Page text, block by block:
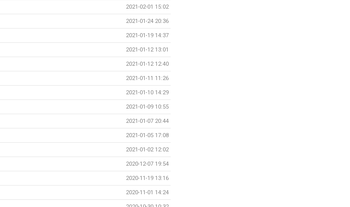
2021-02-01 15:02
2021-01-24 20:36
2021-01-19 14:37
2021-01-12 13:01
2021-01-12 12:40
2021-01-11 11:26
2021-01-10 14:29
2021-01-09 10:55
2021-01-07 20:44
2021-01-05 17:08
2021-01-02 12:02
2020-12-07 19:54
2020-11-19 13:16
2020-11-01 14:24